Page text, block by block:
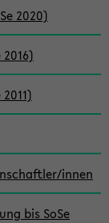
2020)
innen
bis SoSe